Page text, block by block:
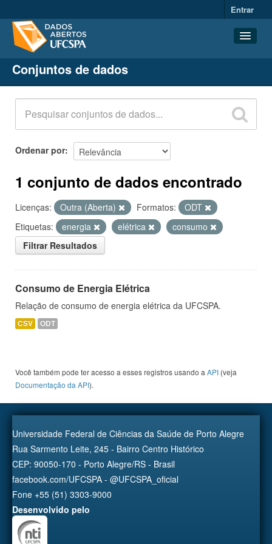
Entrar
Conjuntos de dados
Organizações
Grupos
Sobre
Conjuntos de dados
Ordenar por
1 conjunto de dados encontrado
Licenças: Outra (Aberta) Formatos:
ODT
Etiquetas:
energia elétrica
consumo
Filtrar Resultados
Consumo de Energia Elétrica
Relação de consumo de energia elétrica da UFCSPA.
CSV ODT
Você também pode ter acesso a esses registros usando a API (veja
Documentação da API).
Universidade Federal de Ciências da Saúde de Porto Alegre
Rua Sarmento Leite, 245 - Bairro Centro Histórico
CEP: 90050-170 - Porto Alegre/RS - Brasil
facebook.com/UFCSPA - @UFCSPA_oficial
Fone +55 (51) 3303-9000
Desenvolvido pelo